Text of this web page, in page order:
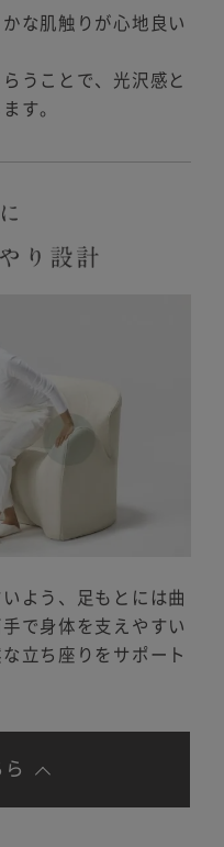
な肌触りが心地良い
うことで、光沢感と
す。
よう、足もとには曲
で身体を支えやすい
立ち座りをサポート